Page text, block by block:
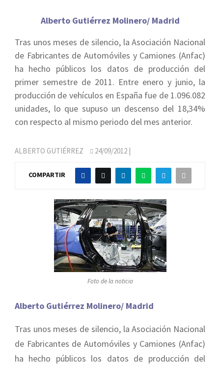
Alberto Gutiérrez Molinero/ Madrid
Tras unos meses de silencio, la Asociación Nacional
de Fabricantes de Automóviles y Camiones (Anfac)
ha hecho públicos los datos de producción del
primer semestre de 2011. Entre enero y junio, la
producción de vehículos en España fue de 1.096.082
unidades, lo que supuso un descenso del 18,34%
con respecto al mismo periodo del mes anterior.
ALBERTO GUTIÉRREZ 24/09/2012 |
COMPARTIR
Foto de la noticia
Alberto Gutiérrez Molinero/ Madrid
Tras unos meses de silencio, la Asociación Nacional
de Fabricantes de Automóviles y Camiones (Anfac)
ha hecho públicos los datos de producción del